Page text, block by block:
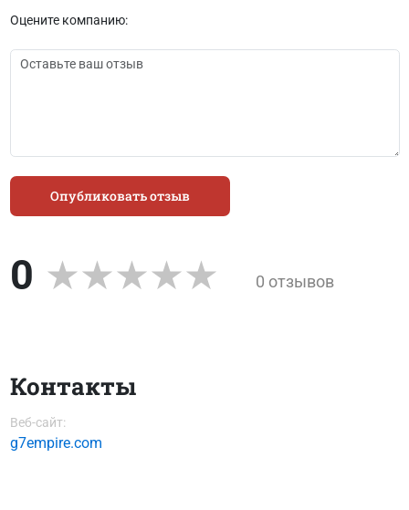
Оцените компанию:
Опубликовать отзыв
0 0 отзывов
Контакты
Веб-сайт:
g7empire.com